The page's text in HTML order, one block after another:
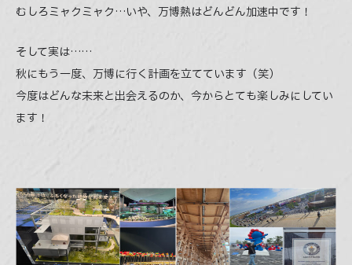
むしろミャクミャク…いや、万博熱はどんどん加速中です！
そして実は……
秋にもう一度、万博に行く計画を立てています（笑）
今度はどんな未来と出会えるのか、今からとても楽しみにしてい
ます！